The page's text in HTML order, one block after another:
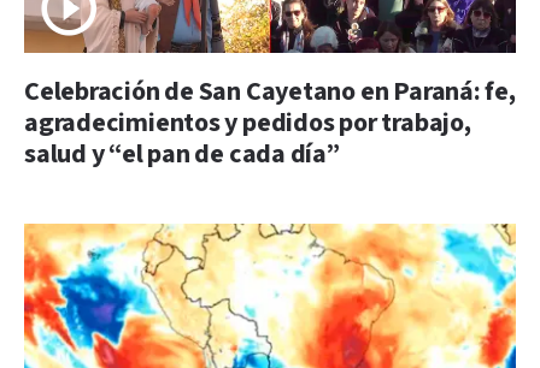
Celebración de San Cayetano en Paraná: fe,
agradecimientos y pedidos por trabajo,
salud y “el pan de cada día”